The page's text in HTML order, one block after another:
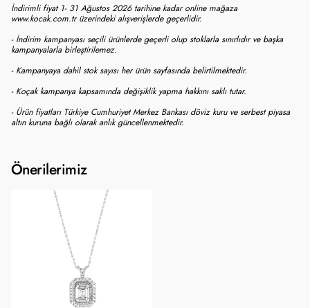
İndirimli fiyat 1- 31 Ağustos 2026 tarihine kadar online mağaza
www.kocak.com.tr üzerindeki alışverişlerde geçerlidir.
- İndirim kampanyası seçili ürünlerde geçerli olup stoklarla sınırlıdır ve başka
kampanyalarla birleştirilemez.
- Kampanyaya dahil stok sayısı her ürün sayfasında belirtilmektedir.
- Koçak kampanya kapsamında değişiklik yapma hakkını saklı tutar.
- Ürün fiyatları Türkiye Cumhuriyet Merkez Bankası döviz kuru ve serbest piyasa
altın kuruna bağlı olarak anlık güncellenmektedir.
Önerilerimiz